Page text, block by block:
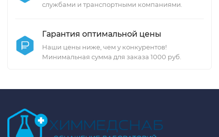
службами и транспортными компаниями.
Гарантия оптимальной цены
Наши цены ниже, чем у конкурентов!
Минимальная сумма для заказа 1000 руб.